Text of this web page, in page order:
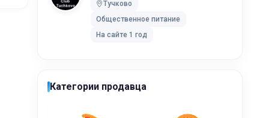
Тучково
Общественное питание
На сайте 1 год
Категории продавца